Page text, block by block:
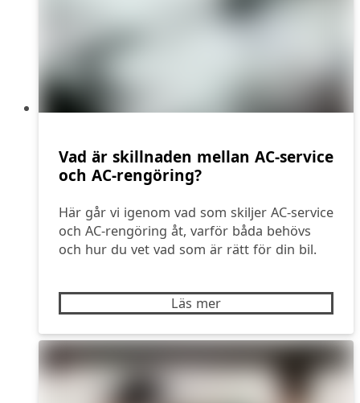
Vad är skillnaden mellan AC‑service
och AC‑rengöring?
Här går vi igenom vad som skiljer AC-service
och AC-rengöring åt, varför båda behövs
och hur du vet vad som är rätt för din bil.
Läs mer